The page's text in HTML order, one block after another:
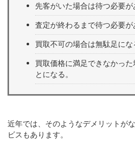
先客がいた場合は待つ必要が
査定が終わるまで待つ必要が
買取不可の場合は無駄足にな
買取価格に満足できなかっ
とになる。
近年では、そのようなデメリットが
ビスもあります。